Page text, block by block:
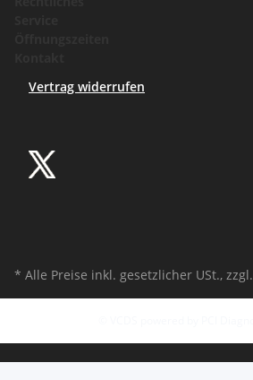
Vertrag widerrufen
* Alle Preise inkl. gesetzlicher USt., zzgl.